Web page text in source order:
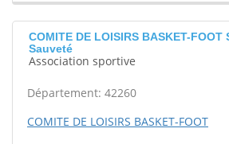
COMITE DE LOISIRS BASKET-
Sauveté
Association sportive
Département: 42260
COMITE DE LOISIRS BASKET-FOOT